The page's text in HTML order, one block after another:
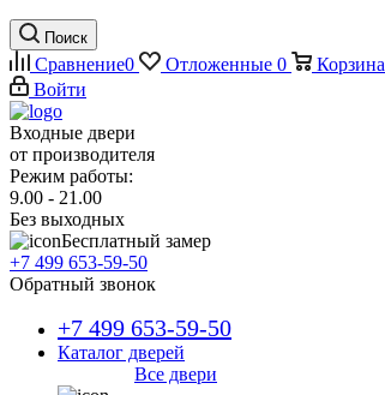
Поиск
Сравнение0 Отложенные 0 Корзина
Войти
Входные двери
от производителя
Режим работы:
9.00 - 21.00
Без выходных
Бесплатный замер
+7 499 653-59-50
Обратный звонок
+7 499 653-59-50
Каталог дверей
Все двери